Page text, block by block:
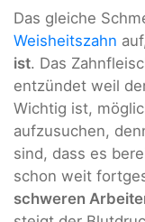
Das gleiche
Weisheitszahn
ist. Das
entzündet weil
Wichtig ist,
aufzusuchen,
sind, dass es
schon weit
schweren